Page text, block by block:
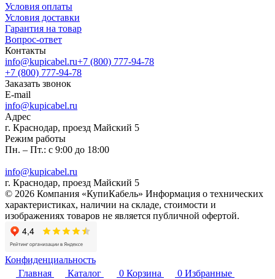
Условия оплаты
Условия доставки
Гарантия на товар
Вопрос-ответ
Контакты
info@kupicabel.ru+7 (800) 777-94-78
+7 (800) 777-94-78
Заказать звонок
E-mail
info@kupicabel.ru
Адрес
г. Краснодар, проезд Майский 5
Режим работы
Пн. – Пт.: с 9:00 до 18:00
info@kupicabel.ru
г. Краснодар, проезд Майский 5
© 2026 Компания «КупиКабель» Информация о технических
характеристиках, наличии на складе, стоимости и
изображениях товаров не является публичной офертой.
Конфиденциальность
Главная
Каталог 0 Корзина 0 Избранные